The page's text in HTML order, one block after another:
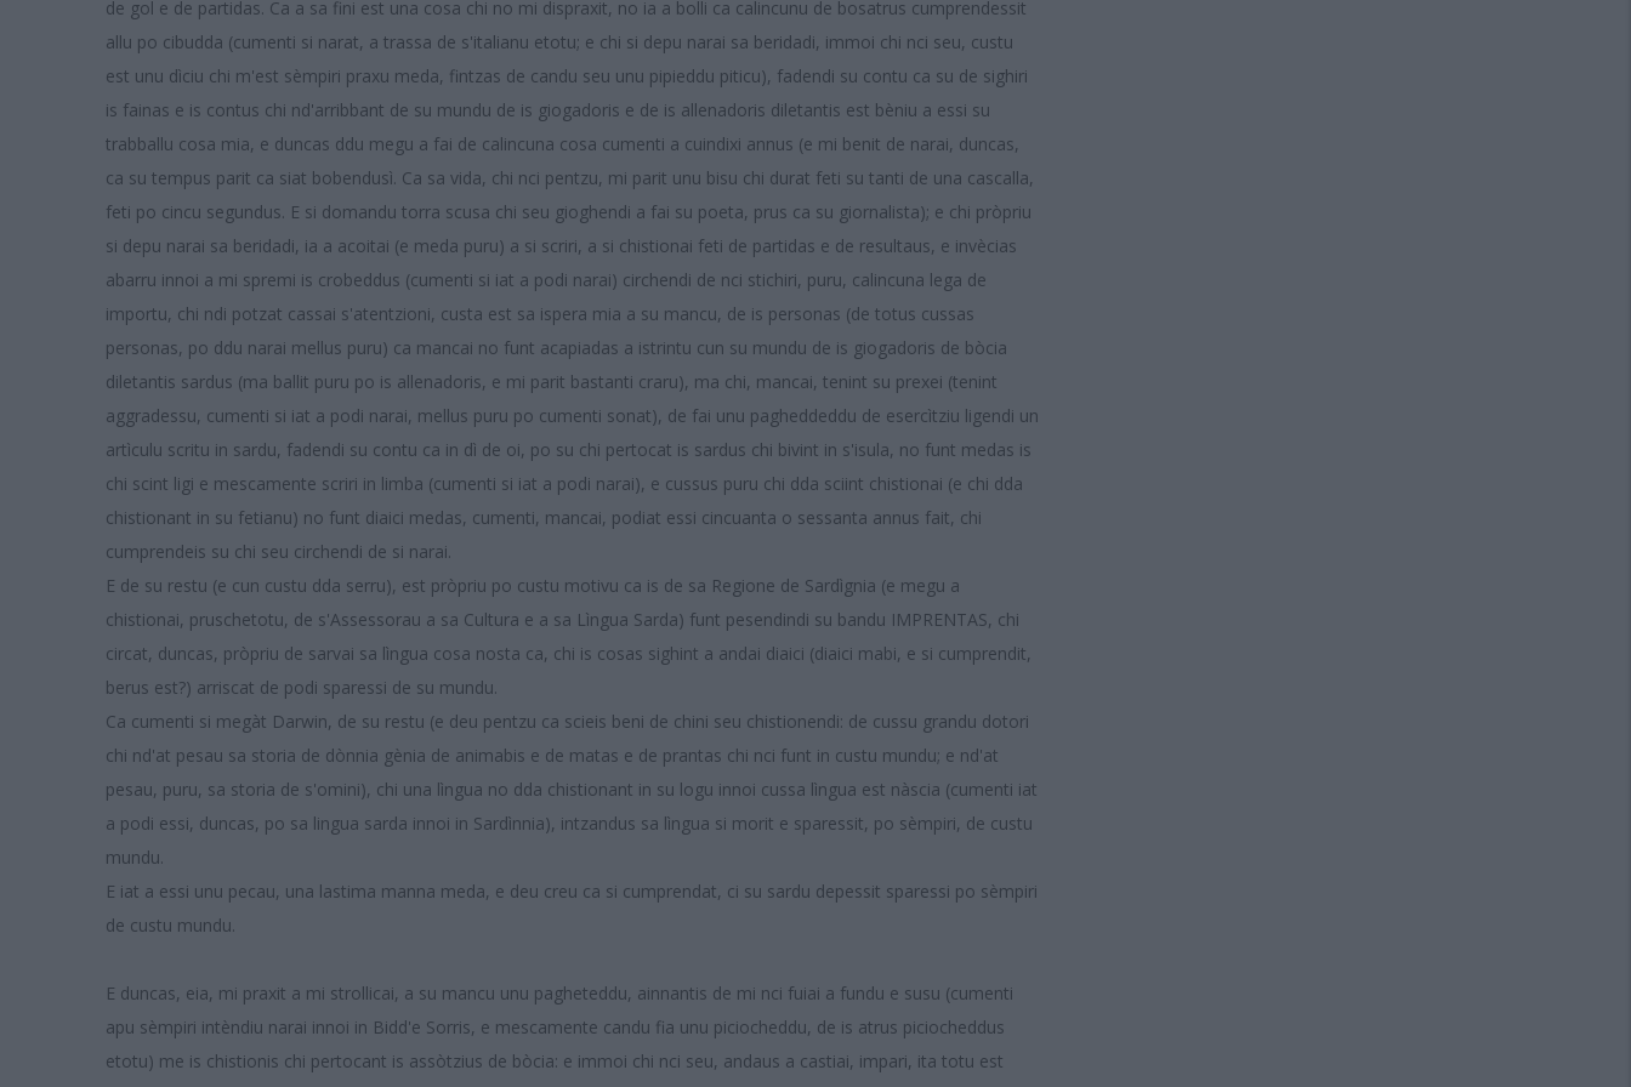
de gol e de partidas. Ca a sa fini est una cosa chi no mi dispraxit, no ia a bolli ca calincunu de bosatrus cumprendessit
allu po cibudda (cumenti si narat, a trassa de s'italianu etotu; e chi si depu narai sa beridadi, immoi chi nci seu, custu
est unu dìciu chi m'est sèmpiri praxu meda, fintzas de candu seu unu pipieddu piticu), fadendi su contu ca su de sighiri
is fainas e is contus chi nd'arribbant de su mundu de is giogadoris e de is allenadoris diletantis est bèniu a essi su
trabballu cosa mia, e duncas ddu megu a fai de calincuna cosa cumenti a cuindixi annus (e mi benit de narai, duncas,
ca su tempus parit ca siat bobendusì. Ca sa vida, chi nci pentzu, mi parit unu bisu chi durat feti su tanti de una cascalla,
feti po cincu segundus. E si domandu torra scusa chi seu gioghendi a fai su poeta, prus ca su giornalista); e chi pròpriu
si depu narai sa beridadi, ia a acoitai (e meda puru) a si scriri, a si chistionai feti de partidas e de resultaus, e invècias
abarru innoi a mi spremi is crobeddus (cumenti si iat a podi narai) circhendi de nci stichiri, puru, calincuna lega de
importu, chi ndi potzat cassai s'atentzioni, custa est sa ispera mia a su mancu, de is personas (de totus cussas
personas, po ddu narai mellus puru) ca mancai no funt acapiadas a istrintu cun su mundu de is giogadoris de bòcia
diletantis sardus (ma ballit puru po is allenadoris, e mi parit bastanti craru), ma chi, mancai, tenint su prexei (tenint
aggradessu, cumenti si iat a podi narai, mellus puru po cumenti sonat), de fai unu pagheddeddu de esercìtziu ligendi un
artìculu scritu in sardu, fadendi su contu ca in dì de oi, po su chi pertocat is sardus chi bivint in s'isula, no funt medas is
chi scint ligi e mescamente scriri in limba (cumenti si iat a podi narai), e cussus puru chi dda sciint chistionai (e chi dda
chistionant in su fetianu) no funt diaici medas, cumenti, mancai, podiat essi cincuanta o sessanta annus fait, chi
cumprendeis su chi seu circhendi de si narai.
E de su restu (e cun custu dda serru), est pròpriu po custu motivu ca is de sa Regione de Sardìgnia (e megu a
chistionai, pruschetotu, de s'Assessorau a sa Cultura e a sa Lìngua Sarda) funt pesendindi su bandu IMPRENTAS, chi
circat, duncas, pròpriu de sarvai sa lìngua cosa nosta ca, chi is cosas sighint a andai diaici (diaici mabi, e si cumprendit,
berus est?) arriscat de podi sparessi de su mundu.
Ca cumenti si megàt Darwin, de su restu (e deu pentzu ca scieis beni de chini seu chistionendi: de cussu grandu dotori
chi nd'at pesau sa storia de dònnia gènia de animabis e de matas e de prantas chi nci funt in custu mundu; e nd'at
pesau, puru, sa storia de s'omini), chi una lìngua no dda chistionant in su logu innoi cussa lìngua est nàscia (cumenti iat
a podi essi, duncas, po sa lingua sarda innoi in Sardìnnia), intzandus sa lìngua si morit e sparessit, po sèmpiri, de custu
mundu.
E iat a essi unu pecau, una lastima manna meda, e deu creu ca si cumprendat, ci su sardu depessit sparessi po sèmpiri
de custu mundu.
E duncas, eia, mi praxit a mi strollicai, a su mancu unu pagheteddu, ainnantis de mi nci fuiai a fundu e susu (cumenti
apu sèmpiri intèndiu narai innoi in Bidd'e Sorris, e mescamente candu fia unu piciocheddu, de is atrus piciocheddus
etotu) me is chistionis chi pertocant is assòtzius de bòcia: e immoi chi nci seu, andaus a castiai, impari, ita totu est